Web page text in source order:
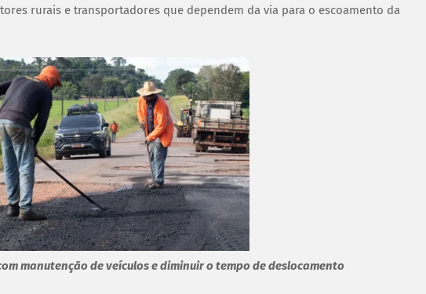
rurais e transportadores que dependem da via para o escoamento da
manutenção de veículos e diminuir o tempo de deslocamento